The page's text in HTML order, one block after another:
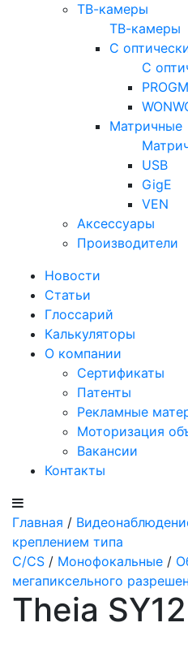
ТВ-камеры
ТВ-камеры
С
С
Матричные
USB
GigE
VEN
Аксессуары
Производители
Новости
Статьи
Глоссарий
Калькуляторы
О компании
Сертификаты
Патенты
Рекламные
Моторизация
Вакансии
Контакты
Главная /
креплением типа
C/CS / Монофокальные /
мегапиксельного
Theia